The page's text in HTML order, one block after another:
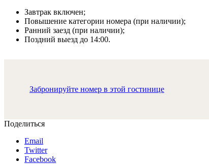
Завтрак включен;
Повышение категории номера (при наличии);
Ранний заезд (при наличии);
Поздний выезд до 14:00.
Забронируйте номер в этой гостинице
Поделиться
Email
Twitter
Facebook